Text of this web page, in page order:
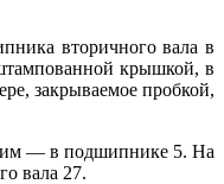
вторичного вала в
крышкой, в
закрываемое пробкой,
— в подшипнике 5. На
вала 27.